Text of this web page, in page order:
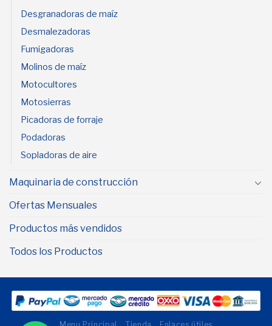
Desgranadoras de maíz
Desmalezadoras
Fumigadoras
Molinos de maíz
Motocultores
Motosierras
Picadoras de forraje
Podadoras
Sopladoras de aire
Maquinaria de construcción
Ofertas Mensuales
Productos más vendidos
Todos los Productos